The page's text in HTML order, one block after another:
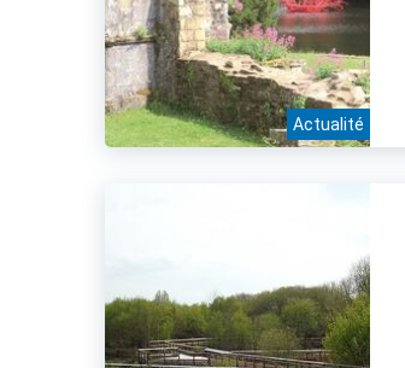
Actualité